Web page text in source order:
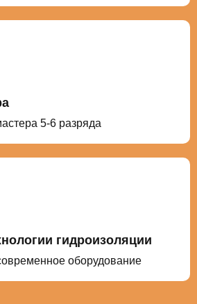
5-6 разряда
гидроизоляции
оборудование